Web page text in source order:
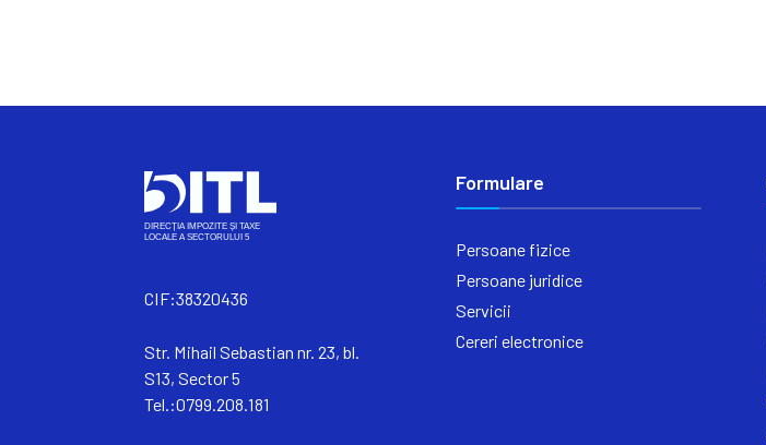
CIF:38320436
Str. Mihail Sebastian nr. 23, bl.
S13, Sector 5
Tel.:0799.208.181
Formulare
Persoane fizice
Persoane juridice
Servicii
Cereri electronice